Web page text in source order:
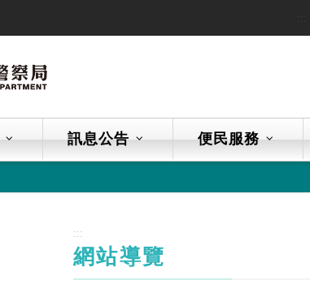
訊息公告 便民服務
:::
網站導覽